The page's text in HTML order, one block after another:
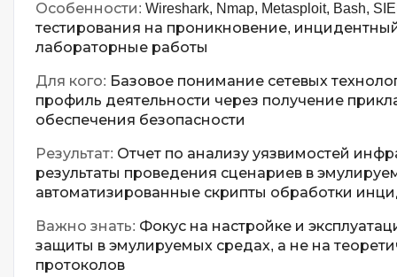
Особенности: Wireshark, Nmap, Metasploit, Bash,
тестирования на проникновение,
лабораторные работы
Для кого: Базовое понимание сетевых
профиль деятельности через получение
обеспечения безопасности
Результат: Отчет по анализу уязвимостей
результаты проведения сценариев в
автоматизированные скрипты обработки
Важно знать: Фокус на настройке и
защиты в эмулируемых средах, а не на
протоколов